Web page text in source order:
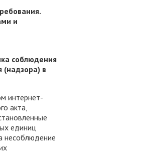
и
соблюдения
(надзора) в
интернет-
акта,
единиц
несоблюдение